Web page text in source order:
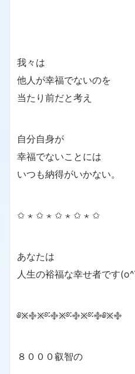
我々は
他人が幸福でないのを
当たり前だと考え
自分自身が
幸福でないことには
いつも納得がいかない。
✩ ⋆ ✩ ⋆ ✩ ⋆ ✩ ⋆ ✩
あなたは
人生の裕福な幸せ者です
༅྿࿇྿࿔࿒࿇྿࿔࿒࿇྿࿔࿒࿇༅྿࿇
８０００叡智の